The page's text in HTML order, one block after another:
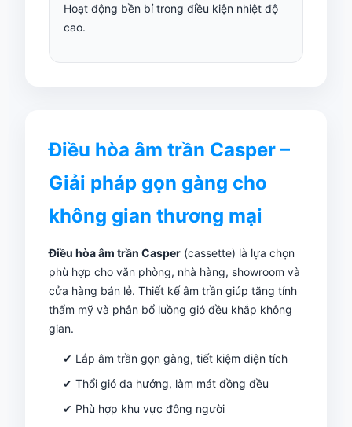
Hoạt động bền bỉ trong điều kiện nhiệt độ
cao.
Điều hòa âm trần Casper –
Giải pháp gọn gàng cho
không gian thương mại
Điều hòa âm trần Casper (cassette) là lựa chọn
phù hợp cho văn phòng, nhà hàng, showroom và
cửa hàng bán lẻ. Thiết kế âm trần giúp tăng tính
thẩm mỹ và phân bổ luồng gió đều khắp không
gian.
✔ Lắp âm trần gọn gàng, tiết kiệm diện tích
✔ Thổi gió đa hướng, làm mát đồng đều
✔ Phù hợp khu vực đông người